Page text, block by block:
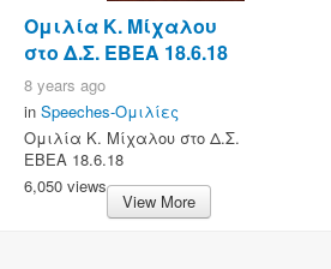
Ομιλία Κ. Μίχαλου
στο Δ.Σ. ΕΒΕΑ 18.6.18
8 years ago
in Speeches-Ομιλίες
Ομιλία Κ. Μίχαλου στο Δ.Σ.
ΕΒΕΑ 18.6.18
6,050 views
View More